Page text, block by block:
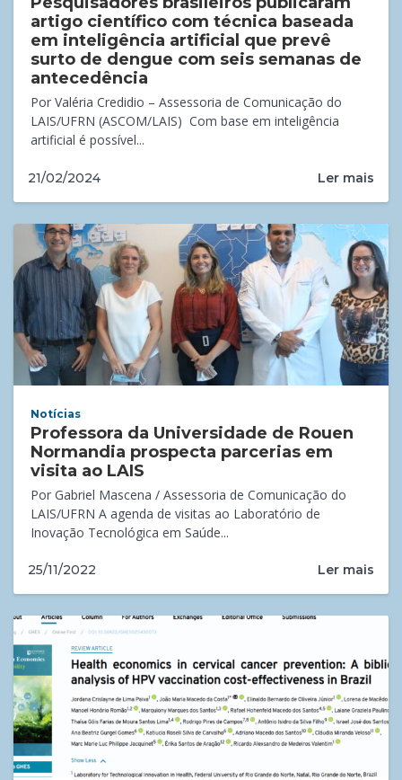
artigo científico com técnica baseada
em inteligência artificial que prevê
surto de dengue com seis semanas de
antecedência
Por Valéria Credidio – Assessoria de Comunicação do
LAIS/UFRN (ASCOM/LAIS) Com base em inteligência
artificial é possível...
21/02/2024 Ler mais
Notícias
Professora da Universidade de Rouen
Normandia prospecta parcerias em
visita ao LAIS
Por Gabriel Mascena / Assessoria de Comunicação do
LAIS/UFRN A agenda de visitas ao Laboratório de
Inovação Tecnológica em Saúde...
25/11/2022 Ler mais